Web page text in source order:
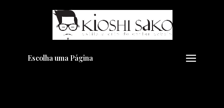
Escolha uma Página
Pensando em transformar seu
Visual??